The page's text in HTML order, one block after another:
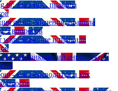
to: значение, правила
go on: значения, правила
5 вопросов
with: значение и правила
vs американский английский:
- как переводится и как